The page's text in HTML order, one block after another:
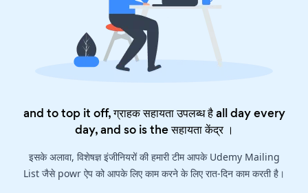
and to top it off, ग्राहक सहायता उपलब्ध है all day every
day, and so is theसहायता केंद्र।
इसके अलावा, विशेषज्ञ इंजीनियरों की हमारी टीम आपके Udemy Mailing
List जैसे powr ऐप को आपके लिए काम करने के लिए रात-दिन काम करती है।